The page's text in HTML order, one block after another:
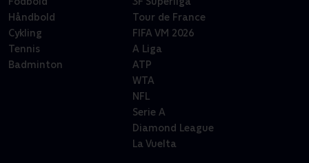
Håndbold
Cykling
Tennis
Badminton
Tour de France
FIFA VM 2026
A Liga
ATP
WTA
NFL
Serie A
Diamond League
La Vuelta